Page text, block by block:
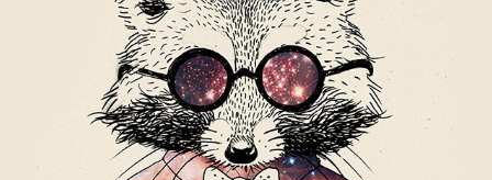
ALBUM COVER